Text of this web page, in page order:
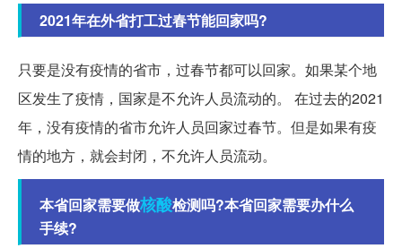
2021年在外省打工过春节能回家吗?
只要是没有疫情的省市，过春节都可以回家。如果某个地
区发生了疫情，国家是不允许人员流动的。 在过去的2021
年，没有疫情的省市允许人员回家过春节。但是如果有疫
情的地方，就会封闭，不允许人员流动。
本省回家需要做核酸检测吗?本省回家需要办什么
手续?